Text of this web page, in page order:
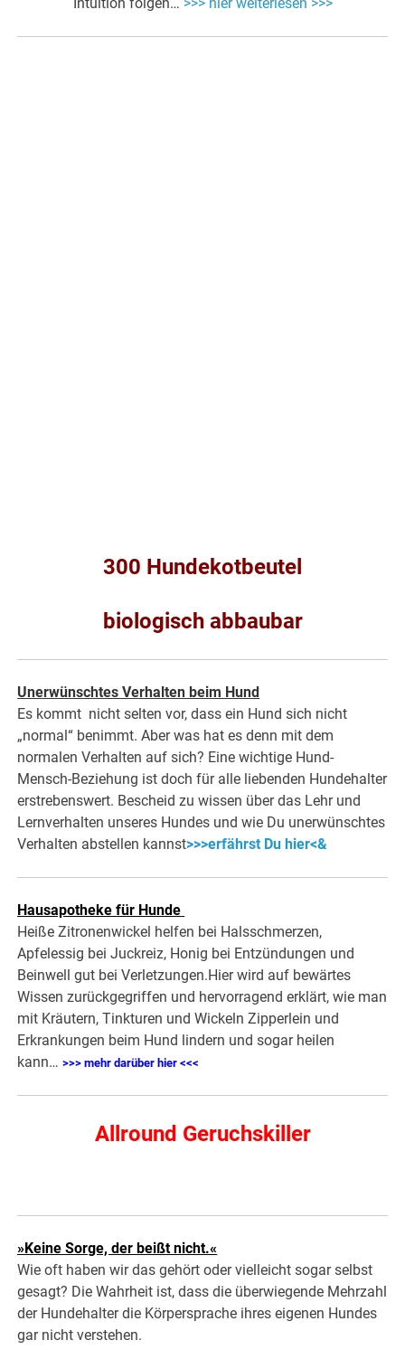
300 Hundekotbeutel
biologisch abbaubar
Unerwünschtes Verhalten beim Hund
Es kommt nicht selten vor, dass ein Hund sich nicht
„normal“ benimmt. Aber was hat es denn mit dem
normalen Verhalten auf sich? Eine wichtige Hund-
Mensch-Beziehung ist doch für alle liebenden Hundehalter
erstrebenswert. Bescheid zu wissen über das Lehr und
Lernverhalten unseres Hundes und wie Du unerwünschtes
Verhalten abstellen kannst>>>erfährst Du hier<&
Hausapotheke für Hunde
Heiße Zitronenwickel helfen bei Halsschmerzen,
Apfelessig bei Juckreiz, Honig bei Entzündungen und
Beinwell gut bei Verletzungen.Hier wird auf bewärtes
Wissen zurückgegriffen und hervorragend erklärt, wie man
mit Kräutern, Tinkturen und Wickeln Zipperlein und
Erkrankungen beim Hund lindern und sogar heilen
kann…>>> mehr darüber hier <<<
Allround Geruchskiller
»Keine Sorge, der beißt nicht.«
Wie oft haben wir das gehört oder vielleicht sogar selbst
gesagt? Die Wahrheit ist, dass die überwiegende Mehrzahl
der Hundehalter die Körpersprache ihres eigenen Hundes
gar nicht verstehen.